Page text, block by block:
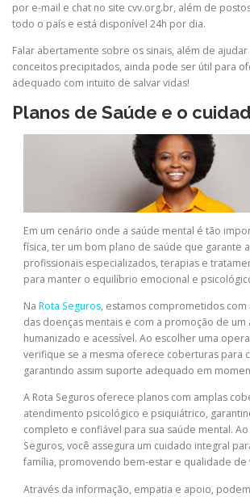
por e-mail e chat no site cvv.org.br, além de
todo o país e está disponível 24h por dia.
Falar abertamente sobre os sinais, além de
conceitos precipitados, ainda pode ser útil para
adequado com intuito de salvar vidas!
Planos de Saúde e o
Em um cenário onde a saúde mental é tão
física, ter um bom plano de saúde que garante
profissionais especializados, terapias e
para manter o equilíbrio emocional e
Na Rota Seguros, estamos comprometidos com
das doenças mentais e com a promoção de
humanizado e acessível. Ao escolher uma
verifique se a mesma oferece coberturas para
garantindo assim suporte adequado em
A Rota Seguros oferece planos com amplas
atendimento psicológico e psiquiátrico,
completo e confiável para sua saúde mental.
Seguros, você assegura um cuidado integral
família, promovendo bem-estar e qualidade de
Através da informação, empatia e apoio,